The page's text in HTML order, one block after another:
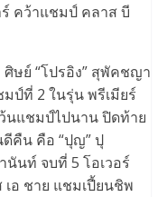
คว้าแชมป์ คลาส บี
ษย์ “โปรอิง” สุพัคชญา
ป์ที่ 2 ในรุ่น พรีเมียร์
นแชมป์ไปนาน ปิดท้าย
คืน คือ “ปุญ” ปุ
นท์ จบที่ 5 โอเวอร์
อ ชาย แชมเปี้ยนชิพ